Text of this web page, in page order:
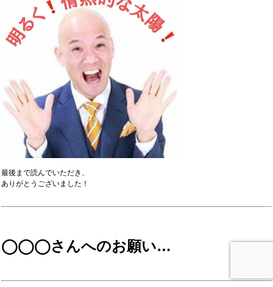
最後まで読んでいただき、
ありがとうございました！
◯◯◯さんへのお願い…